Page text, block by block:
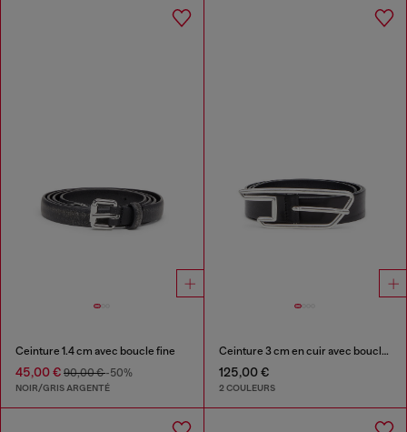
Ceinture 1.4 cm avec boucle fine
45,00 € 90,00 €-50%
NOIR/GRIS ARGENTÉ
Ceinture 3 cm en cuir avec boucle à logo D
125,00 €
2 COULEURS